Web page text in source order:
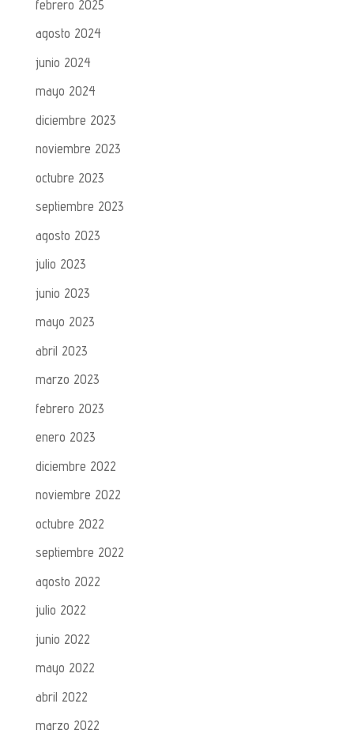
febrero 2025
agosto 2024
junio 2024
mayo 2024
diciembre 2023
noviembre 2023
octubre 2023
septiembre 2023
agosto 2023
julio 2023
junio 2023
mayo 2023
abril 2023
marzo 2023
febrero 2023
enero 2023
diciembre 2022
noviembre 2022
octubre 2022
septiembre 2022
agosto 2022
julio 2022
junio 2022
mayo 2022
abril 2022
marzo 2022